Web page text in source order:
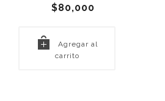
$80,000
Agregar al
carrito